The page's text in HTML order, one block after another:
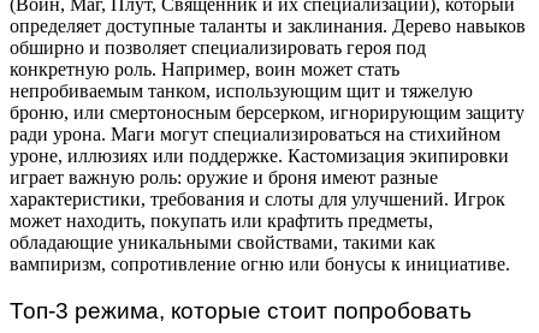
(Воин, Маг, Плут, Священник и их специализации), который
определяет доступные таланты и заклинания. Дерево навыков
обширно и позволяет специализировать героя под
конкретную роль. Например, воин может стать
непробиваемым танком, использующим щит и тяжелую
броню, или смертоносным берсерком, игнорирующим защиту
ради урона. Маги могут специализироваться на стихийном
уроне, иллюзиях или поддержке. Кастомизация экипировки
играет важную роль: оружие и броня имеют разные
характеристики, требования и слоты для улучшений. Игрок
может находить, покупать или крафтить предметы,
обладающие уникальными свойствами, такими как
вампиризм, сопротивление огню или бонусы к инициативе.
Топ-3 режима, которые стоит попробовать